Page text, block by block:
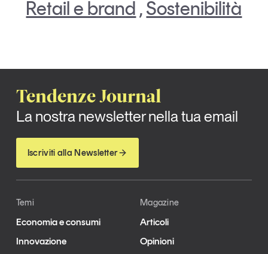
Retail e brand ,Sostenibilità
Tendenze Journal
La nostra newsletter nella tua email
Iscriviti alla Newsletter
Temi
Economia e consumi
Innovazione
Magazine
Articoli
Opinioni